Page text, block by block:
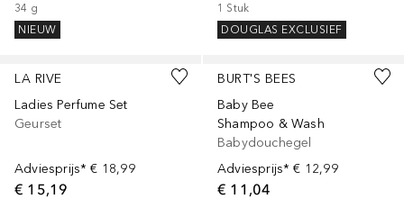
34 g
NIEUW
1 Stuk
DOUGLAS EXCLUSIEF
LA RIVE
Ladies Perfume Set
Geurset
Adviesprijs* € 18,99
€ 15,19
BURT'S BEES
Baby Bee
Shampoo & Wash
Babydouchegel
Adviesprijs* € 12,99
€ 11,04